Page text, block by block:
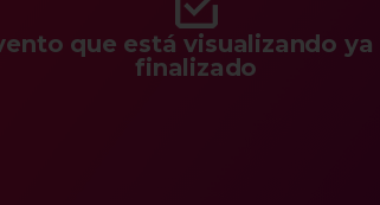
que está visualizando ya
finalizado